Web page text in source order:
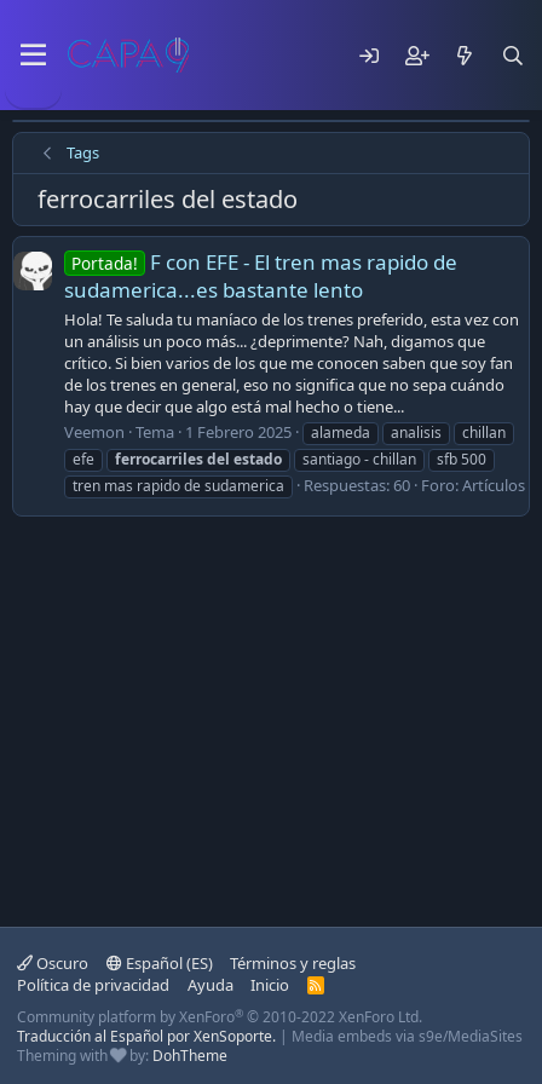
Tags
ferrocarriles del estado
Portada!
F con EFE - El tren mas rapido de
sudamerica...es bastante lento
Hola! Te saluda tu maníaco de los trenes preferido, esta vez con
un análisis un poco más... ¿deprimente? Nah, digamos que
crítico. Si bien varios de los que me conocen saben que soy fan
de los trenes en general, eso no significa que no sepa cuándo
hay que decir que algo está mal hecho o tiene...
Veemon Tema 1 Febrero 2025 alameda analisis
chillan
efe
ferrocarrilesdel estado santiago - chillan
sfb 500
tren mas rapido de sudamerica
Respuestas: 60 Foro:Artículos
Oscuro Español (ES)
Términos y reglas
Política de privacidad
Ayuda Inicio
R
S
Community platform by XenForo® © 2010-2022 XenForo Ltd.
Traducción al Español por XenSoporte. | Media embeds via s9e/MediaSites
Theming with
by: DohTheme